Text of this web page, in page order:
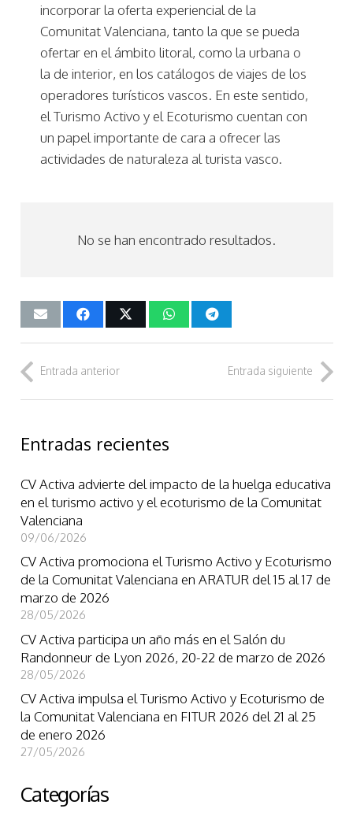
incorporar la oferta experiencial de la
Comunitat Valenciana, tanto la que se pueda
ofertar en el ámbito litoral, como la urbana o
la de interior, en los catálogos de viajes de los
operadores turísticos vascos. En este sentido,
el Turismo Activo y el Ecoturismo cuentan con
un papel importante de cara a ofrecer las
actividades de naturaleza al turista vasco.
No se han encontrado resultados.
Entrada anterior Entrada siguiente
Entradas recientes
CV Activa advierte del impacto de la huelga educativa
en el turismo activo y el ecoturismo de la Comunitat
Valenciana
09/06/2026
CV Activa promociona el Turismo Activo y Ecoturismo
de la Comunitat Valenciana en ARATUR del 15 al 17 de
marzo de 2026
28/05/2026
CV Activa participa un año más en el Salón du
Randonneur de Lyon 2026, 20-22 de marzo de 2026
28/05/2026
CV Activa impulsa el Turismo Activo y Ecoturismo de
la Comunitat Valenciana en FITUR 2026 del 21 al 25
de enero 2026
27/05/2026
Categorías